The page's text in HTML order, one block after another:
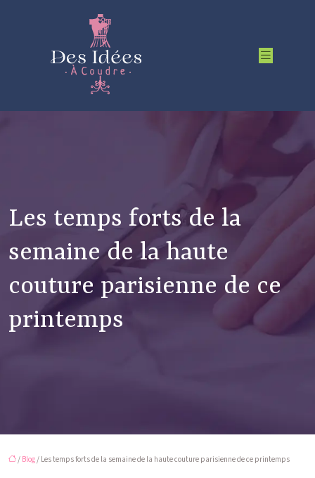
Les temps forts de la
semaine de la haute
couture parisienne de ce
printemps
/ Blog/ Les temps forts de la semaine de la haute couture parisienne de ce printemps